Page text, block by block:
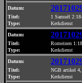
Datum:
Titel:
1 Samuël
Type:
Kerkdienst
Datum:
Titel:
Romeinen
Type:
Kerkdienst
Datum:
Titel:
NGB artikel 4,
Type:
Kerkdienst